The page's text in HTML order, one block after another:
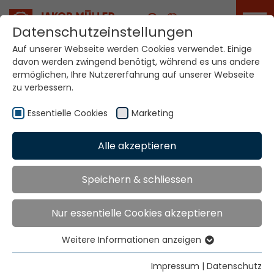
Karriere
Kontakt
Home
Schreiben Sie uns eine Nachricht
Vorname
Datenschutzeinstellungen
Auf unserer Webseite werden Cookies verwendet. Einige
davon werden zwingend benötigt, während es uns andere
ermöglichen, Ihre Nutzererfahrung auf unserer Webseite
zu verbessern.
Essentielle Cookies Marketing
Alle akzeptieren
Speichern & schliessen
Nur essentielle Cookies akzeptieren
Essentielle Cookies
Essentielle Cookies werden für grundlegende
Weitere Informationen anzeigen
Impressum | Datenschutz